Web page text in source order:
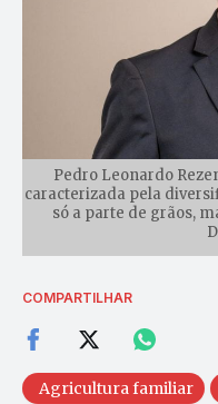
Pedro Leonardo
caracterizada pela
só a parte de grãos,
COMPARTILHAR
Agricultura familiar